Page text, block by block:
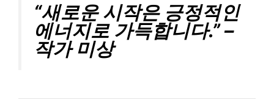
“새로운 시작은 긍정적인
에너지로 가득합니다.” –
작가 미상